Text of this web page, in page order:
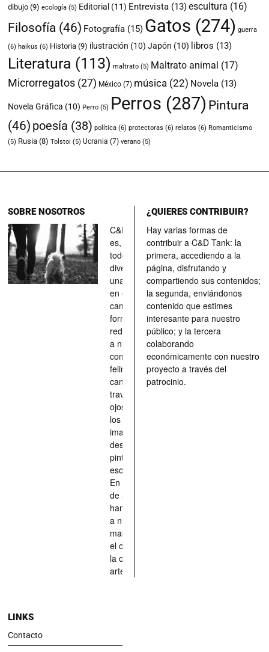
dibujo (9) ecología (5) Editorial (11) Entrevista (13)escultura (16)
Filosofía (46) Fotografía (15) Gatos (274) guerra
(6) haikus (6) Historia (9) ilustración (10) Japón (10) libros (13)
Literatura (113) maltrato (5) Maltrato animal (17)
Microrregatos (27) México (7) música (22) Novela (13)
Novela Gráfica (10) Perro (5) Perros (287) Pintura
(46) poesía (38) política (6) protectoras (6) relatos (6) Romanticismo
(5) Rusia (8) Tolstoi (5) Ucrania (7) verano (5)
SOBRE NOSOTROS
C&D Tank
es, ante
todo, un
divertimento,
una parada
en el
camino, una
forma de
redescubrir
a nuestros
compañeros
felinos y
caninos a
través de los
ojos quienes
los han
imaginado,
descrito,
pintado,
esculpido...
En definitiva,
de aquellos
han situado
a nuestras
mascotas en
el centro de
la obra de
arte.
¿QUIERES CONTRIBUIR?
Hay varias formas de
contribuir a C&D Tank: la
primera, accediendo a la
página, disfrutando y
compartiendo sus contenidos;
la segunda, enviándonos
contenido que estimes
interesante para nuestro
público; y la tercera
colaborando
económicamente con nuestro
proyecto a través del
patrocinio.
LINKS
Contacto